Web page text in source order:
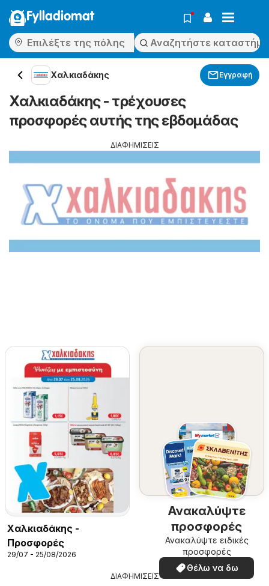
Fylladiomat
Χαλκιαδάκης Εγγραφή
Χαλκιαδάκης - τρέχουσες
προσφορές αυτής της εβδομάδας
ΔΙΑΦΗΜΙΣΕΙΣ
Χαλκιαδάκης -
Προσφορές
29/07 - 25/08/2026
Ανακαλύψτε
προσφορές
Ανακαλύψτε ειδικές
προσφορές
Θέλω να δω
ΔΙΑΦΗΜΙΣΕΙΣ